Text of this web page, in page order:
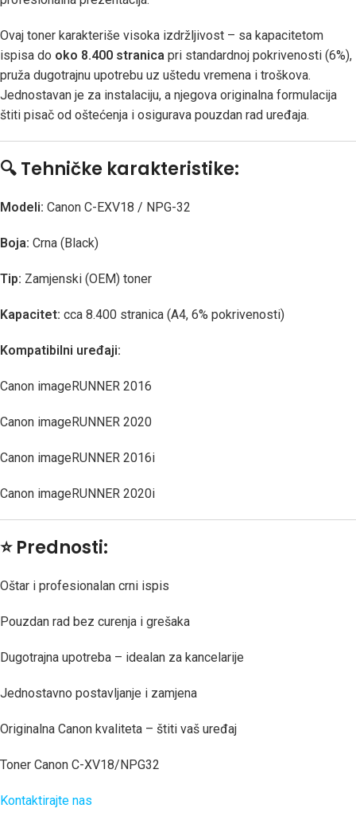
Ovaj toner karakteriše visoka izdržljivost – sa kapacitetom
ispisa do oko 8.400 stranica pri standardnoj pokrivenosti (6%),
pruža dugotrajnu upotrebu uz uštedu vremena i troškova.
Jednostavan je za instalaciju, a njegova originalna formulacija
štiti pisač od oštećenja i osigurava pouzdan rad uređaja.
🔍Tehničke karakteristike:
Modeli: Canon C-EXV18 / NPG-32
Boja: Crna (Black)
Tip: Zamjenski (OEM) toner
Kapacitet: cca 8.400 stranica (A4, 6% pokrivenosti)
Kompatibilni uređaji:
Canon imageRUNNER 2016
Canon imageRUNNER 2020
Canon imageRUNNER 2016i
Canon imageRUNNER 2020i
⭐Prednosti:
Oštar i profesionalan crni ispis
Pouzdan rad bez curenja i grešaka
Dugotrajna upotreba – idealan za kancelarije
Jednostavno postavljanje i zamjena
Originalna Canon kvaliteta – štiti vaš uređaj
Toner Canon C-XV18/NPG32
Kontaktirajte nas